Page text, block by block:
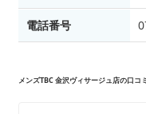
電話番号
メンズTBC 金沢ヴィサージュ店の口コ